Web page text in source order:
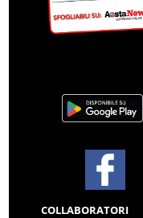
COLLABORATORI